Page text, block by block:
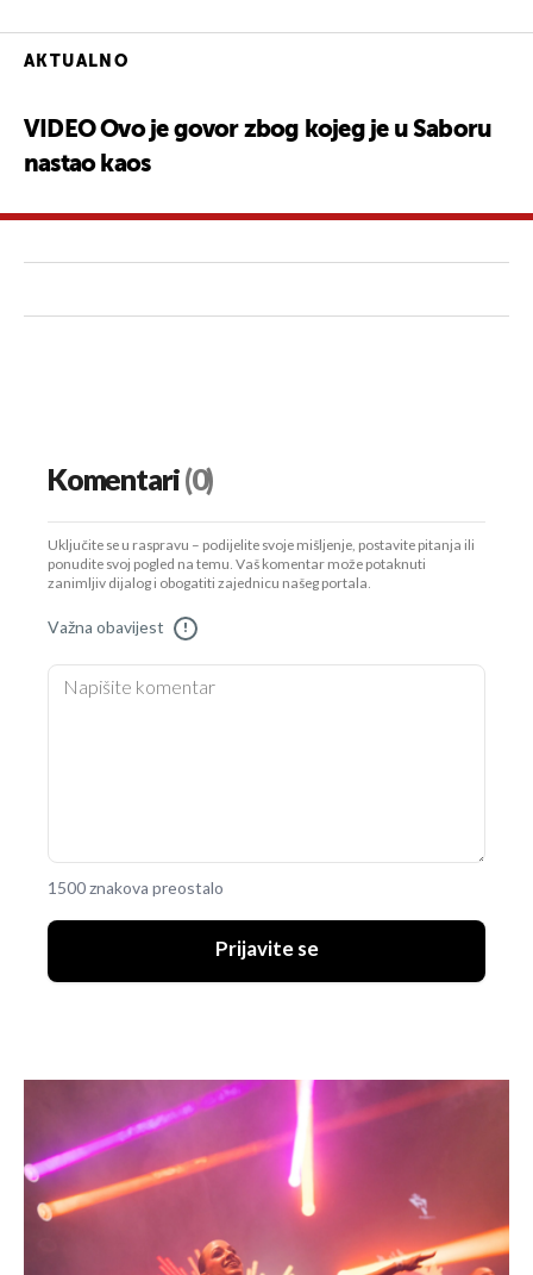
AKTUALNO
VIDEO Ovo je govor zbog kojeg je u Saboru
nastao kaos
Komentari(0)
Uključite se u raspravu – podijelite svoje mišljenje, postavite pitanja ili
ponudite svoj pogled na temu. Vaš komentar može potaknuti
zanimljiv dijalog i obogatiti zajednicu našeg portala.
Važna obavijest !
1500 znakova preostalo
Prijavite se